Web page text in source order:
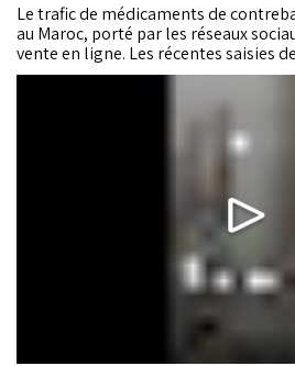
Le trafic de médicaments de
au Maroc, porté par les réseaux
vente en ligne. Les récentes saisies
de produits pharmaceutiques